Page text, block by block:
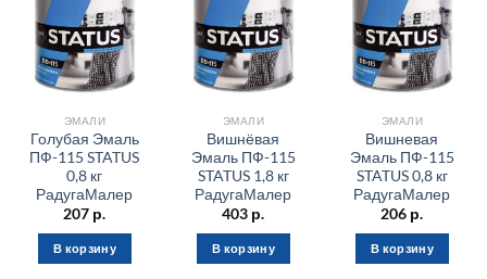
ЭМАЛИ
Голубая Эмаль
ПФ-115 STATUS
0,8 кг
РадугаМалер
207 р.
В корзину
ЭМАЛИ
Вишнёвая
Эмаль ПФ-115
STATUS 1,8 кг
РадугаМалер
403 р.
В корзину
ЭМАЛИ
Вишневая
Эмаль ПФ-115
STATUS 0,8 кг
РадугаМалер
206 р.
В корзину